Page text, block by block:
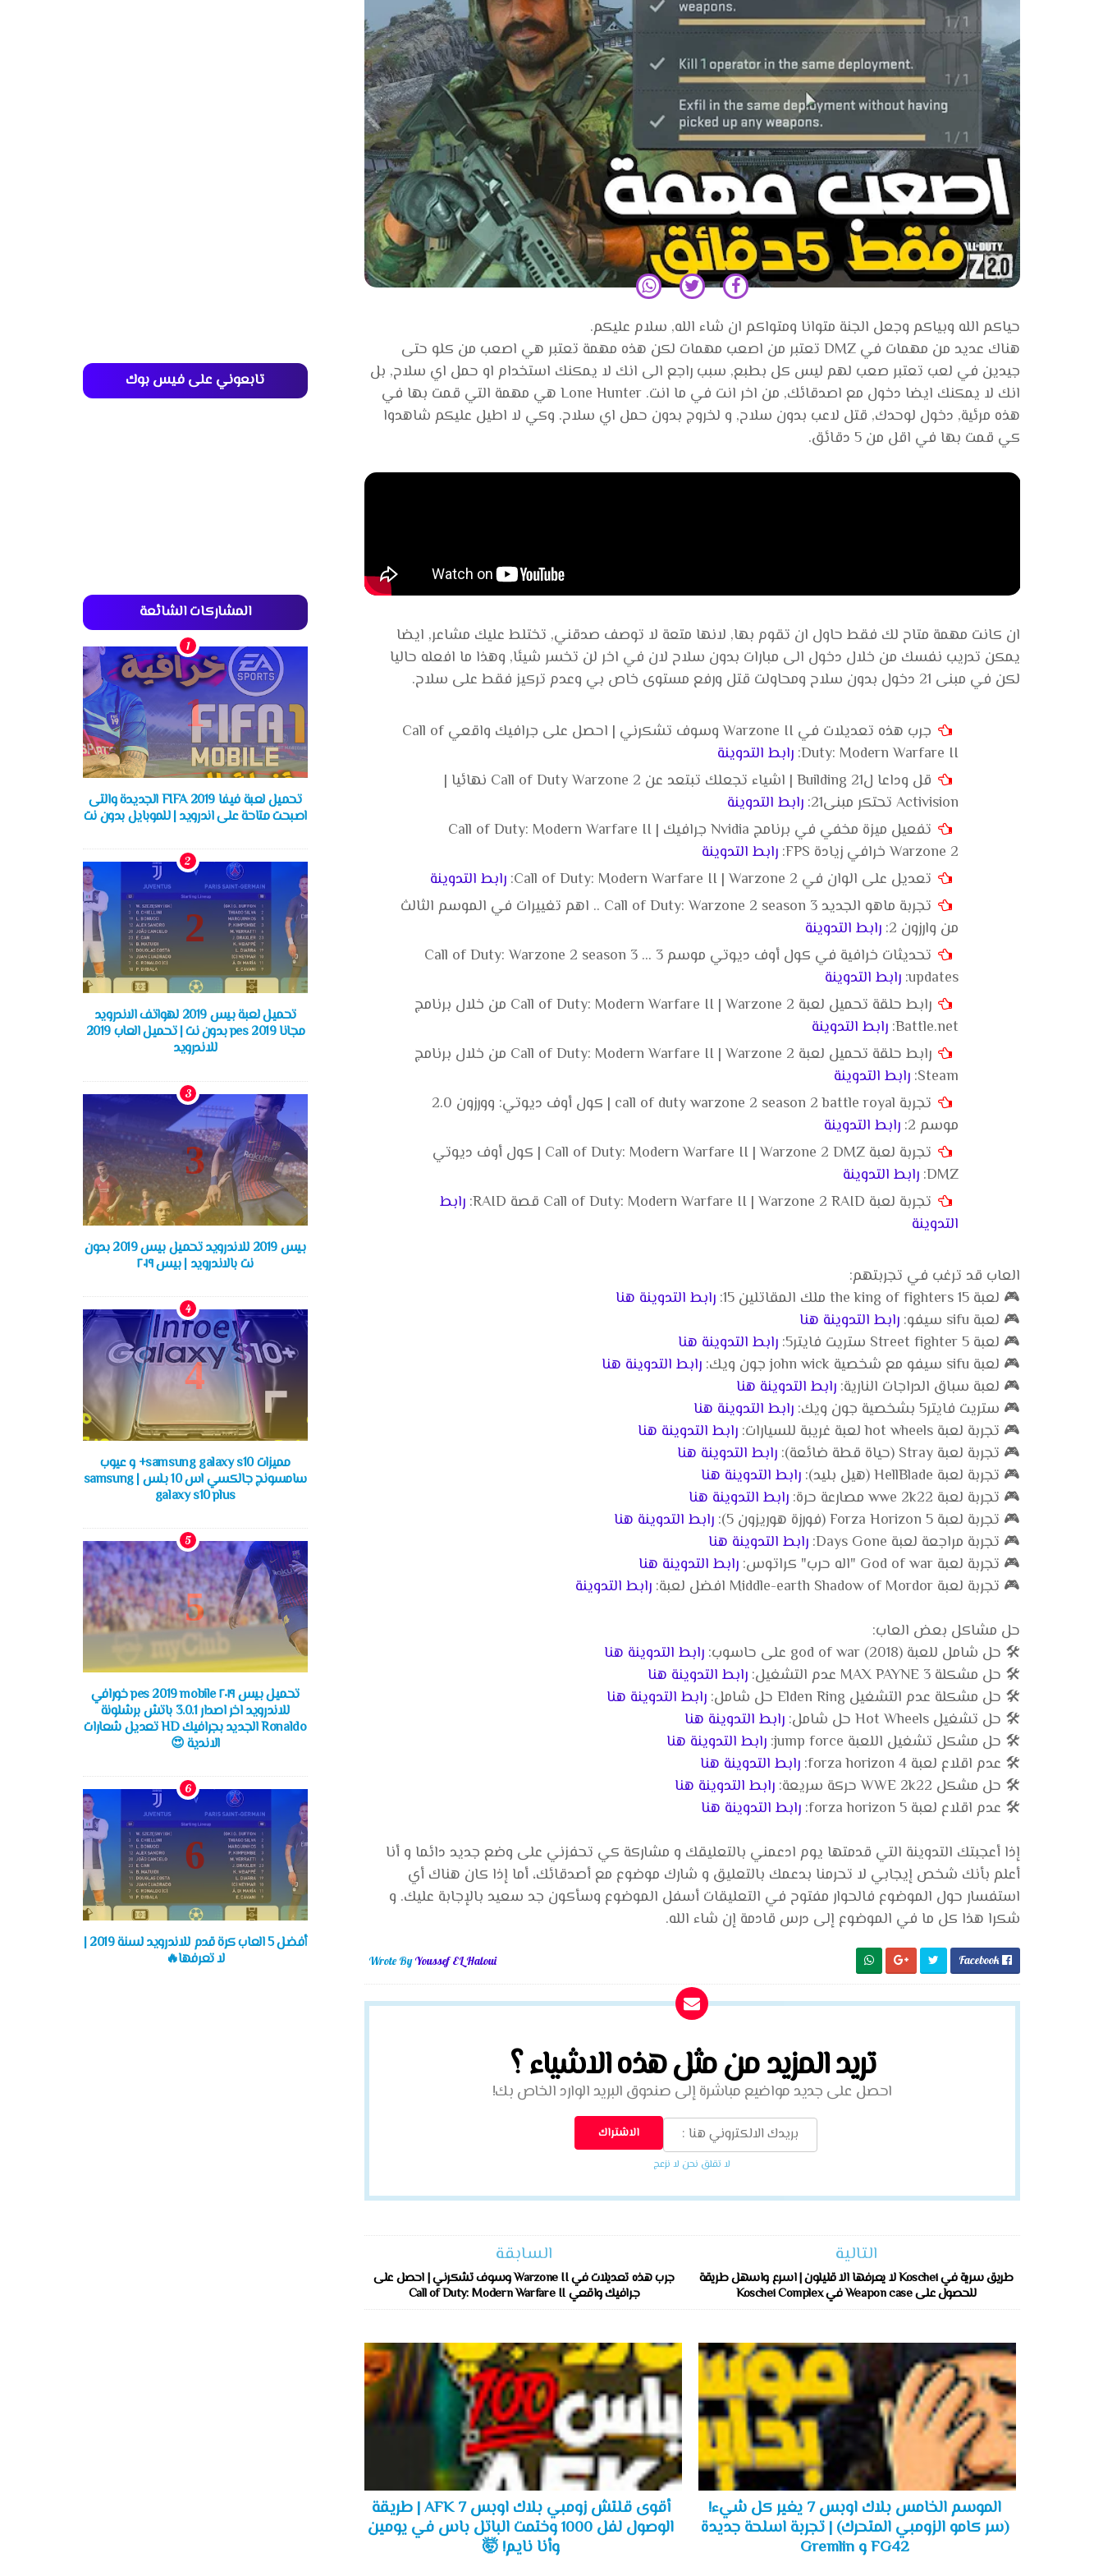
حياكم الله وبياكم وجعل الجنة متوانا ومتواكم ان شاء الله, سلام عليكم.
هناك عديد من مهمات في DMZ تعتبر من اصعب مهمات لكن هذه مهمة تعتبر هي اصعب من كلو حتى
جيدين في لعب تعتبر صعب لهم ليس كل بطبع, سبب راجع الى انك لا يمكنك استخدام او حمل اي سلاح, بل
انك لا يمكنك ايضا دخول مع اصدقائك, من اخر انت في ما انت. Lone Hunter هي مهمة التي قمت بها في
هذه مرئية, دخول لوحدك, قتل لاعب بدون سلاح, و لخروج بدون حمل اي سلاح. وكي لا اطيل عليكم شاهدوا
كي قمت بها في اقل من 5 دقائق.
ان كانت مهمة متاح لك فقط حاول ان تقوم بها, لانها متعة لا توصف صدقني, تختلط عليك مشاعر, ايضا
يمكن تدريب نفسك من خلال دخول الى مبارات بدون سلاح لان في اخر لن تخسر شيئا, وهذا ما افعله حاليا
لكن في مبنى 21 دخول بدون سلاح ومحاولت قتل ورفع مستوى خاص بي وعدم تركيز فقط على سلاح.
جرب هذه تعديلات في Warzone II وسوف تشكرني | احصل على جرافيك واقعي Call of
Duty: Modern Warfare II: رابط التدوينة
قل وداعا لBuilding 21 | اشياء تجعلك تبتعد عن Call of Duty Warzone 2 نهائيا |
Activision تحتكر مبنى21:
رابط التدوينة
تفعيل ميزة مخفي في برنامج Nvidia جرافيك Call of Duty: Modern Warfare II |
Warzone 2 خرافي زيادة FPS:
رابط التدوينة
تعديل على الوان في Call of Duty: Modern Warfare II | Warzone 2:
رابط التدوينة
تجربة ماهو الجديد Call of Duty: Warzone 2 season 3 .. اهم تغييرات في الموسم الثالث
من وارزون 2:
رابط التدوينة
تحديثات خرافية في كول أوف ديوتي موسم 3 ... Call of Duty: Warzone 2 season 3
updates: رابط التدوينة
رابط حلقة تحميل لعبة Call of Duty: Modern Warfare II | Warzone 2 من خلال برنامج
Battle.net: رابط التدوينة
رابط حلقة تحميل لعبة Call of Duty: Modern Warfare II | Warzone 2 من خلال برنامج
Steam: رابط التدوينة
تجربة call of duty warzone 2 season 2 battle royal | كول أوف ديوتي: وورزون 2.0
موسم 2:
رابط التدوينة
تجربة لعبة Call of Duty: Modern Warfare II | Warzone 2 DMZ | كول أوف ديوتي
DMZ: رابط التدوينة
تجربة لعبة Call of Duty: Modern Warfare II | Warzone 2 RAID قصة RAID:
رابط
التدوينة
العاب قد ترغب في تجربتهم:
🎮 لعبة the king of fighters 15 ملك المقاتلين 15:
رابط التدوينة هنا
🎮 لعبة sifu سيفو:
رابط التدوينة هنا
🎮 لعبة Street fighter 5 ستريت فايتر5:
رابط التدوينة هنا
🎮 لعبة sifu سيفو مع شخصية john wick جون ويك:
رابط التدوينة هنا
🎮 لعبة سباق الدراجات النارية: رابط التدوينة هنا
🎮 ستريت فايتر5 بشخصية جون ويك:
رابط التدوينة هنا
🎮 تجربة لعبة hot wheels لعبة غريبة للسيارات:
رابط التدوينة هنا
🎮 تجربة لعبة Stray (حياة قطة ضائعة):
رابط التدوينة هنا
🎮 تجربة لعبة HellBlade (هيل بليد):
رابط التدوينة هنا
🎮 تجربة لعبة wwe 2k22 مصارعة حرة:
رابط التدوينة هنا
🎮 تجربة لعبة Forza Horizon 5 (فورزة هوريزون 5):
رابط التدوينة هنا
🎮 تجربة مراجعة لعبة Days Gone:
رابط التدوينة هنا
🎮 تجربة لعبة God of war "اله حرب" كراتوس:
رابط التدوينة هنا
🎮 تجربة لعبة Middle-earth Shadow of Mordor افضل لعبة:
رابط التدوينة
حل مشاكل بعض العاب:
🛠️ حل شامل للعبة god of war (2018) على حاسوب:
رابط التدوينة هنا
🛠️ حل مشكلة MAX PAYNE 3 عدم التشغيل:
رابط التدوينة هنا
🛠️ حل مشكلة عدم التشغيل Elden Ring حل شامل:
رابط التدوينة هنا
🛠️ حل تشغيل Hot Wheels حل شامل:
رابط التدوينة هنا
🛠️ حل مشكل تشغيل اللعبة jump force:
رابط التدوينة هنا
🛠️ عدم اقلاع لعبة forza horizon 4:
رابط التدوينة هنا
🛠️ حل مشكل WWE 2k22 حركة سريعة:
رابط التدوينة هنا
🛠️ عدم اقلاع لعبة forza horizon 5:
رابط التدوينة هنا
إذا أعجبتك التدوينة التي قدمتها يوم ادعمني بالتعليقك و مشاركة كي تحفزني على وضع جديد دائما و أنا
أعلم بأنك شخص إيجابي لا تحرمنا بدعمك بالتعليق و شارك موضوع مع أصدقائك، أما إذا كان هناك أي
استفسار حول الموضوع فالحوار مفتوح في التعليقات أسفل الموضوع وسأكون جد سعيد بالإجابة عليك. و
شكرا هذا كل ما في الموضوع إلى درس قادمة إن شاء الله.
Facebook

Wrote ByYoussef EL Haloui
تريد المزيد من مثل هذه الاشياء ؟
احصل على جديد مواضيع مباشرة إلى صندوق البريد الوارد الخاص بك!
لا تقلق نحن لا نزعج
التالية
طريق سرية في Koschei لا يعرفها الا قليلون | اسرع واسهل طريقة
للحصول على Weapon case في Koschei Complex
السابقة
جرب هذه تعديلات في Warzone II وسوف تشكرني | احصل على
جرافيك واقعي Call of Duty: Modern Warfare II
أقوى قلتش زومبي بلاك اوبس 7 AFK | طريقة
الوصول لفل 1000 وختمت الباتل باس في يومين
وأنا نايم! 🤯
الموسم الخامس بلاك اوبس 7 يغير كل شيء!
(سر كامو الزومبي المتحرك) | تجربة اسلحة جديدة
FG42 و Gremlin
تابعوني على فيس بوك
المشاركات الشائعة
تحميل لعبة فيفا FIFA 2019 الجديدة والتى
اصبحت متاحة على اندرويد | للموبايل بدون نت
تحميل لعبة بيس 2019 لهواتف الاندرويد
مجانا pes 2019 بدون نت | تحميل العاب 2019
للاندرويد
بيس 2019 للاندرويد تحميل بيس 2019 بدون
نت بالاندرويد | بيس ٢٠١٩
مميزات samsung galaxy s10+ و عيوب
سامسونج جالكسي اس 10 بلس | samsung
galaxy s10 plus
تحميل بيس ٢٠١٩ pes 2019 mobile خورافي
للاندرويد اخر اصدار 3.0.1 باتش برشلونة
Ronaldo الجديد بجرافيك HD تعديل شعارات
الاندية 😍
أفضل 5 العاب كرة قدم للاندرويد لسنة 2019 |
لا تعرفها🔥